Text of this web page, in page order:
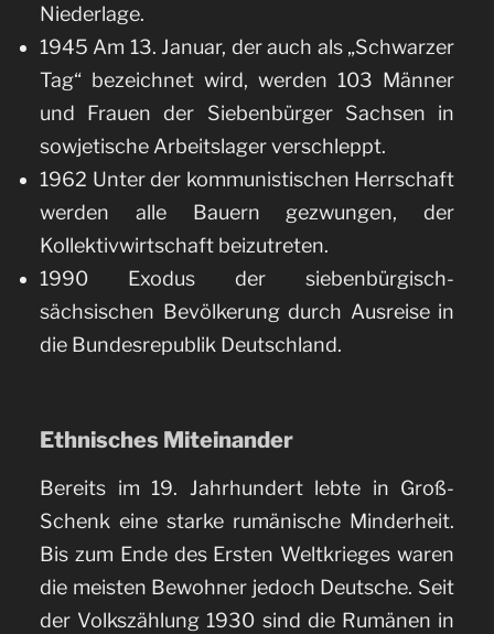
Niederlage.
1945 Am 13. Januar, der auch als „Schwarzer
Tag“ bezeichnet wird, werden 103 Männer
und Frauen der Siebenbürger Sachsen in
sowjetische Arbeitslager verschleppt.
1962 Unter der kommunistischen Herrschaft
werden alle Bauern gezwungen, der
Kollektivwirtschaft beizutreten.
1990 Exodus der siebenbürgisch-
sächsischen Bevölkerung durch Ausreise in
die Bundesrepublik Deutschland.
Ethnisches Miteinander
Bereits im 19. Jahrhundert lebte in Groß-
Schenk eine starke rumänische Minderheit.
Bis zum Ende des Ersten Weltkrieges waren
die meisten Bewohner jedoch Deutsche. Seit
der Volkszählung 1930 sind die Rumänen in